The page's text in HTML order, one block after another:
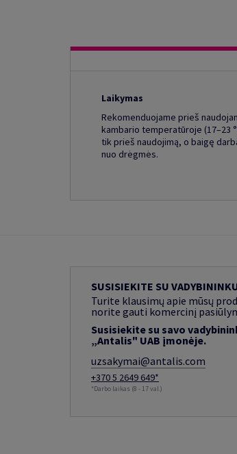
Laikymas
Rekomenduojame prieš
kambario temperatūroje (17–23
tik prieš naudojimą, o baigę
nuo drėgmės.
SUSISIEKITE SU
Turite klausimų apie mūsų
norite gauti komercinį
Susisiekite su savo
„Antalis" UAB įmonėje.
uzsakymai@antalis.com
+370 5 2649 649*
*Darbo laikas (8 - 17 val.)